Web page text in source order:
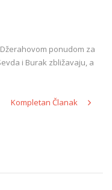
ponudom za
i Burak zbližavaju, a
Kompletan Članak